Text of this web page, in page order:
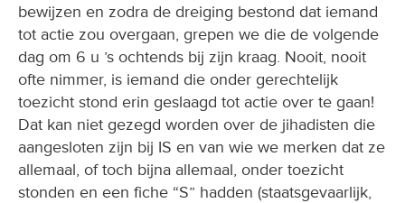
bewijzen en zodra de dreiging bestond dat iemand
tot actie zou overgaan, grepen we die de volgende
dag om 6 u ’s ochtends bij zijn kraag. Nooit, nooit
ofte nimmer, is iemand die onder gerechtelijk
toezicht stond erin geslaagd tot actie over te gaan!
Dat kan niet gezegd worden over de jihadisten die
aangesloten zijn bij IS en van wie we merken dat ze
allemaal, of toch bijna allemaal, onder toezicht
stonden en een fiche “S” hadden (staatsgevaarlijk,